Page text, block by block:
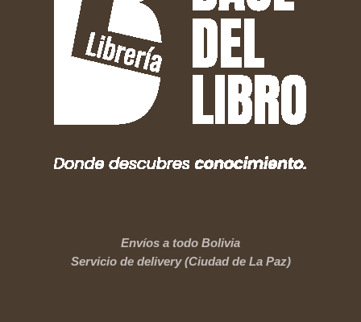
Envíos a todo Bolivia
Servicio de delivery (Ciudad de La Paz)